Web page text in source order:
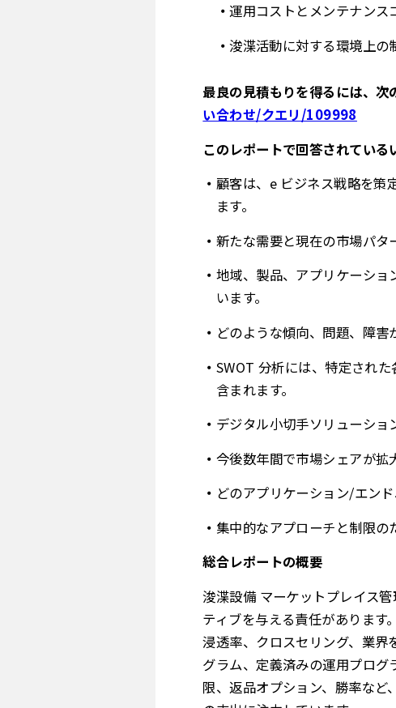
運用コストとメンテナンス
浚渫活動に対する環境上の
最良の見積もりを得るには、次
い合わせ/クエリ/109998
このレポートで回答されている
顧客は、e ビジネス戦略を策
ます。
新たな需要と現在の市場パタ
地域、製品、アプリケーショ
います。
どのような傾向、問題、障
SWOT 分析には、特定され
含まれます。
デジタル小切手ソリューシ
今後数年間で市場シェアが
どのアプリケーション/エン
集中的なアプローチと制限
総合レポートの概要
浚渫設備 マーケットプレイス
ティブを与える責任がありま
浸透率、クロスセリング、業界
グラム、定義済みの運用プロ
限、返品オプション、勝率な